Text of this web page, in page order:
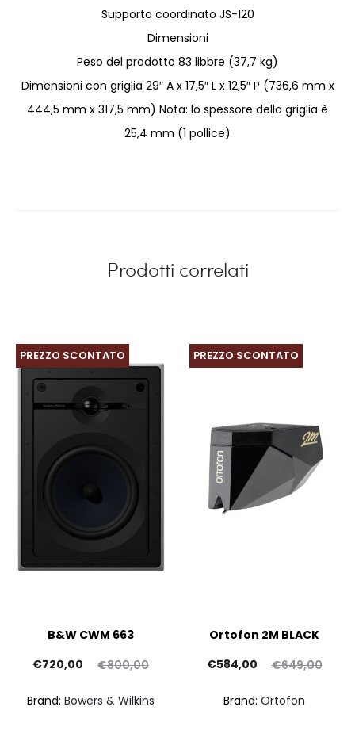
Supporto coordinato JS-120
Dimensioni
Peso del prodotto 83 libbre (37,7 kg)
Dimensioni con griglia 29″ A x 17,5″ L x 12,5″ P (736,6 mm x
444,5 mm x 317,5 mm) Nota: lo spessore della griglia è
25,4 mm (1 pollice)
Prodotti correlati
PREZZO SCONTATO
B&W CWM 663
€800,00
Il
€720,00
Brand: Bowers & Wilkins
PREZZO SCONTATO
Ortofon 2M BLACK
€649,00
Il
€584,00
Brand: Ortofon